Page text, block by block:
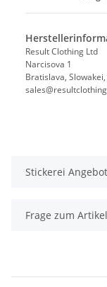
Result Clothing Ltd
Narcisova 1
Bratislava,
Stickerei
Frage zum Artikel